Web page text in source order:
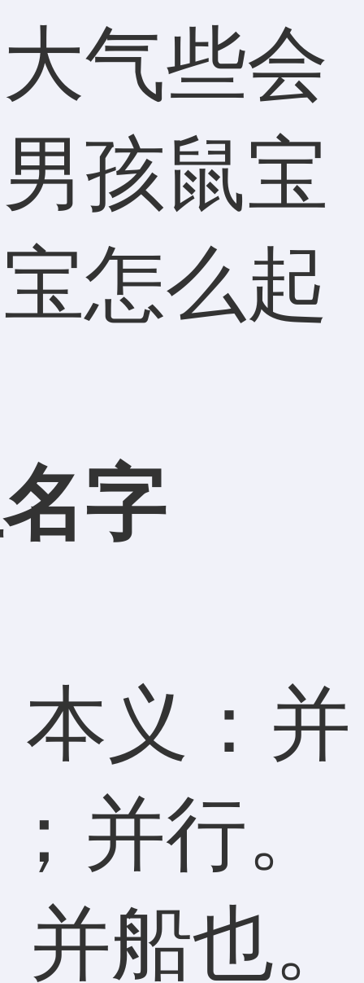
气些会
孩鼠宝
怎么起
字
义：并
并行。
船也。